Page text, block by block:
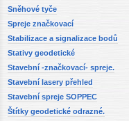
Sněhové tyče
Spreje značkovací
Stabilizace a signalizace bodů
Stativy geodetické
Stavební -značkovací- spreje.
Stavební lasery přehled
Stavební spreje SOPPEC
Štítky geodetické odrazné.